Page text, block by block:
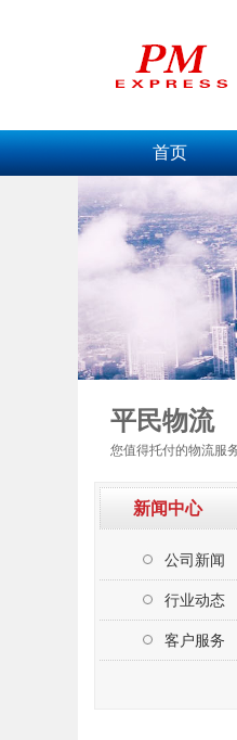
首页
平民物流
您值得托付的物流服
新闻中心
公司新闻
行业动态
客户服务